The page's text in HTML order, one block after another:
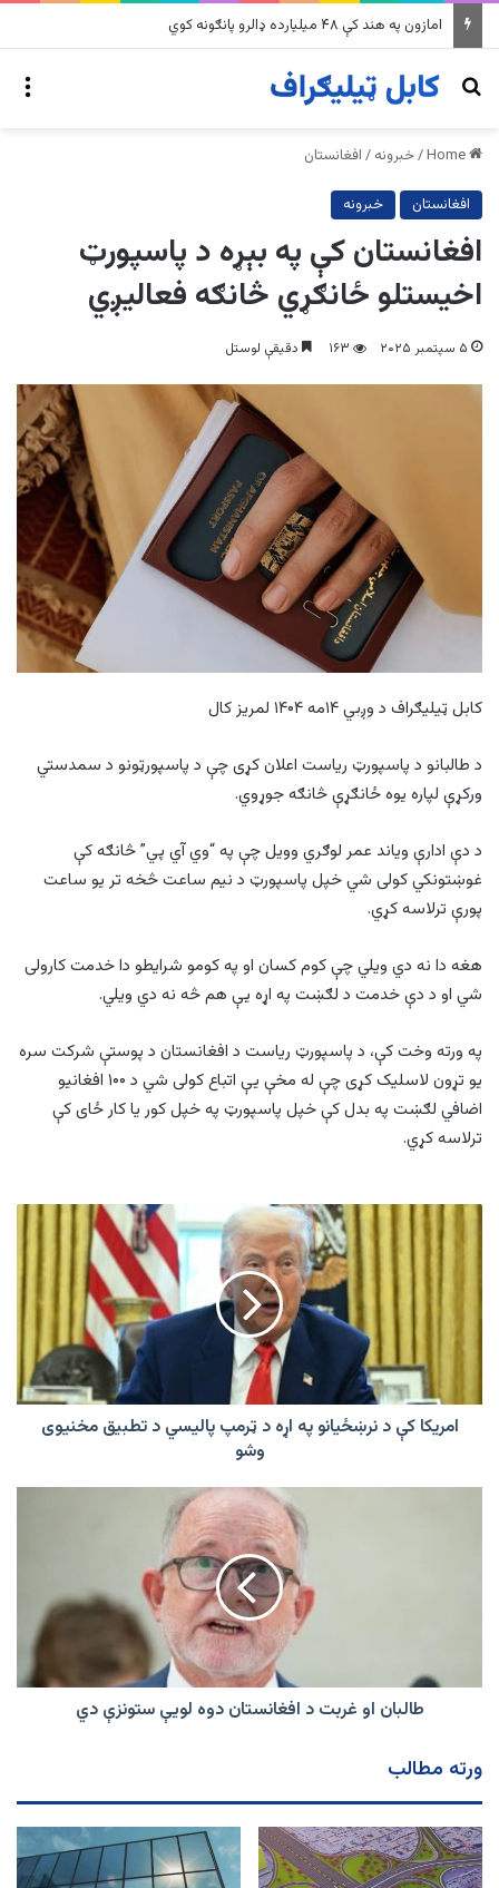
امازون په هند کې ۴۸ میلیارده ډالرو پانګونه کوي
Search for
/خبرونه / افغانستان
افغانستان خبرونه
افغانستان کې په بېړه د پاسپورټ
اخیستلو ځانګړي څانګه فعالیږي
۵ سپتمبر ۲۰۲۵ ۱۶۳ دقیقې لوستل
کابل ټیلیګراف د وږبي ۱۴مه ۱۴۰۴ لمریز کال
د طالبانو د پاسپورټ ریاست اعلان کړی چې د پاسپورټونو د سمدستي
ورکړې لپاره یوه ځانګړې څانګه جوړوي.
د دې ادارې ویاند عمر لوګري وویل چې په “وي آي پي” څانګه کې
غوښتونکي کولی شي خپل پاسپورټ د نیم ساعت څخه تر یو ساعت
پورې ترلاسه کړي.
هغه دا نه دي ویلي چې کوم کسان او په کومو شرایطو دا خدمت کارولی
شي او د دې خدمت د لګښت په اړه یې هم څه نه دي ویلي.
په ورته وخت کې، د پاسپورټ ریاست د افغانستان د پوستې شرکت سره
یو تړون لاسلیک کړی چې له مخې یې اتباع کولی شي د ۱۰۰ افغانیو
اضافي لګښت په بدل کې خپل پاسپورټ په خپل کور یا کار ځای کې
ترلاسه کړي.
نرښځیانو
پالیسي
امریکا کې د نرښځیانو په اړه د ټرمپ پالیسي د تطبیق مخنیوی
وشو
دي
طالبان او غربت د افغانستان دوه لویې ستونزې دي
ورته مطالب